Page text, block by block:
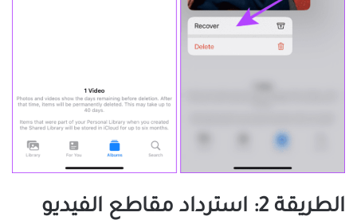
الطريقة 2: استرداد مقاطع الفيديو